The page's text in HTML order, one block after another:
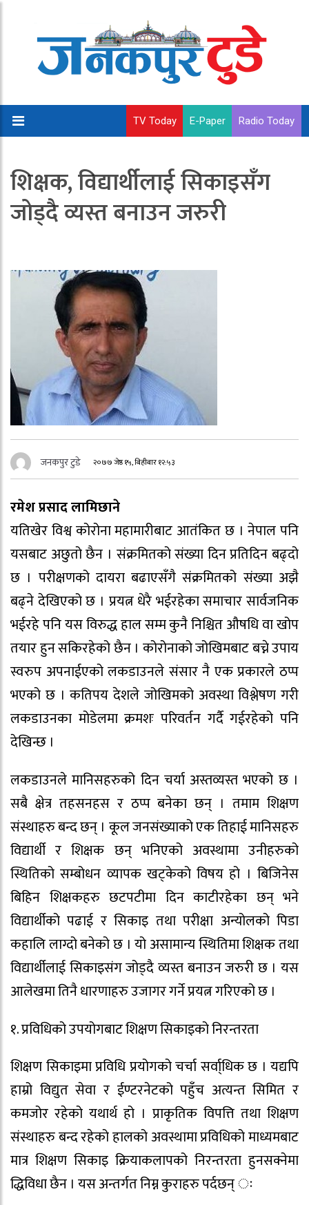
TV Today E-Paper Radio Today
शिक्षक, विद्यार्थीलाई सिकाइसँग
जोड्दै व्यस्त बनाउन जरुरी
जनकपुर टुडे २०७७ जेष्ठ १५, बिहीबार १२:५३
रमेश प्रसाद लामिछाने
यतिखेर विश्व कोरोना महामारीबाट आतंकित छ । नेपाल पनि
यसबाट अछुतो छैन । संक्रमितको संख्या दिन प्रतिदिन बढ्दो
छ । परीक्षणको दायरा बढाएसँगै संक्रमितको संख्या अझै
बढ्ने देखिएको छ । प्रयत्न धेरै भईरहेका समाचार सार्वजनिक
भईरहे पनि यस विरुद्ध हाल सम्म कुनै निश्चित औषधि वा खोप
तयार हुन सकिरहेको छैन । कोरोनाको जोखिमबाट बच्ने उपाय
स्वरुप अपनाईएको लकडाउनले संसार नै एक प्रकारले ठप्प
भएको छ । कतिपय देशले जोखिमको अवस्था विश्लेषण गरी
लकडाउनका मोडेलमा क्रमशः परिवर्तन गर्दै गईरहेको पनि
देखिन्छ ।
लकडाउनले मानिसहरुको दिन चर्या अस्तव्यस्त भएको छ ।
सबै क्षेत्र तहसनहस र ठप्प बनेका छन् । तमाम शिक्षण
संस्थाहरु बन्द छन् । कूल जनसंख्याको एक तिहाई मानिसहरु
विद्यार्थी र शिक्षक छन् भनिएको अवस्थामा उनीहरुको
स्थितिको सम्बोधन व्यापक खट्केको विषय हो । बिजिनेस
बिहिन शिक्षकहरु छटपटीमा दिन काटीरहेका छन् भने
विद्यार्थीको पढाई र सिकाइ तथा परीक्षा अन्योलको पिडा
कहालि लाग्दो बनेको छ । यो असामान्य स्थितिमा शिक्षक तथा
विद्यार्थीलाई सिकाइसंग जोड्दै व्यस्त बनाउन जरुरी छ । यस
आलेखमा तिनै धारणाहरु उजागर गर्ने प्रयत्न गरिएको छ ।
१. प्रविधिको उपयोगबाट शिक्षण सिकाइको निरन्तरता
शिक्षण सिकाइमा प्रविधि प्रयोगको चर्चा सर्वा्धिक छ । यद्यपि
हाम्रो विद्युत सेवा र ईण्टरनेटको पहुँच अत्यन्त सिमित र
कमजोर रहेको यथार्थ हो । प्राकृतिक विपत्ति तथा शिक्षण
संस्थाहरु बन्द रहेको हालको अवस्थामा प्रविधिको माध्यमबाट
मात्र शिक्षण सिकाइ क्रियाकलापको निरन्तरता हुनसक्नेमा
द्धिविधा छैन । यस अन्तर्गत निम्न कुराहरु पर्दछन् ः